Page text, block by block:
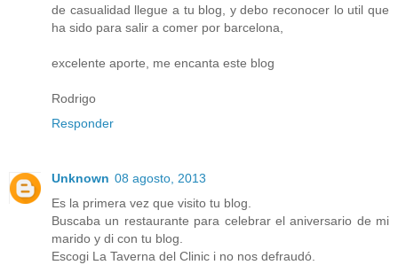
de casualidad llegue a tu blog, y debo reconocer lo util que
ha sido para salir a comer por barcelona,
excelente aporte, me encanta este blog
Rodrigo
Responder
Unknown 08 agosto, 2013
Es la primera vez que visito tu blog.
Buscaba un restaurante para celebrar el aniversario de mi
marido y di con tu blog.
Escogi La Taverna del Clinic i no nos defraudó.